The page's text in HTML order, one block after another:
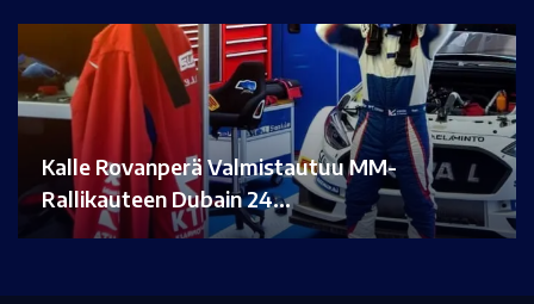
Kalle Rovanperä Valmistautuu MM-
Rallikauteen Dubain 24…